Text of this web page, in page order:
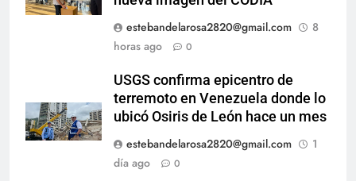
estebandelarosa2820@gmail.com
8
horas ago
0
USGS confirma epicentro de
terremoto en Venezuela donde lo
ubicó Osiris de León hace un mes
estebandelarosa2820@gmail.com
1
día ago
0